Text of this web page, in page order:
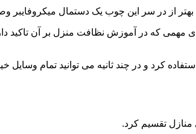
مهمی که در آموزش نظافت منزل بر آن تاکید
کرد و در چند ثانیه می توانید تمام
تقسیم کرد.